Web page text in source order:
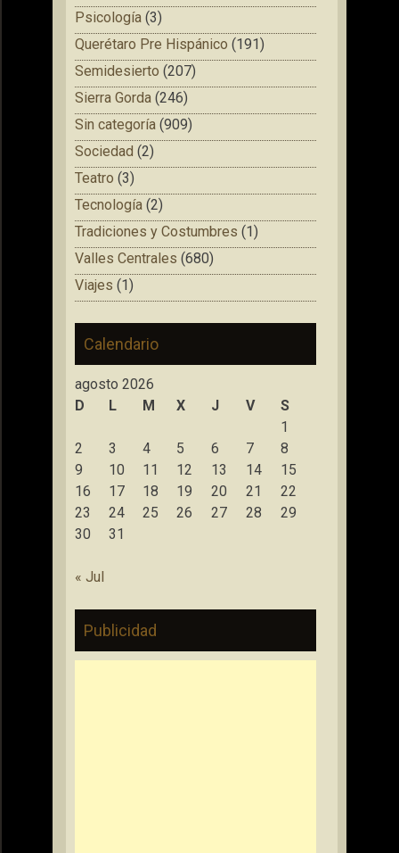
Psicología (3)
Querétaro Pre Hispánico (191)
Semidesierto (207)
Sierra Gorda (246)
Sin categoría (909)
Sociedad (2)
Teatro (3)
Tecnología (2)
Tradiciones y Costumbres (1)
Valles Centrales (680)
Viajes (1)
Calendario
agosto 2026
D
L M X J V
S
1
2
3 4 5 6 7
8
9
10 11 12 13 14
15
16
17 18 19 20 21
22
23
24 25 26 27 28
29
30
31
« Jul
Publicidad